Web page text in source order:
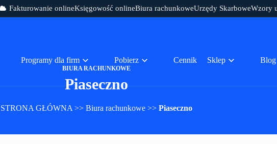
Fakturowanie onlineKsięgowość onlineBiura rachunkoweUrzędy SkarboweWzory
Programy dla firm Pobierz Cennik Sklep Blog
BIURA RACHUNKOWE
Piaseczno
STRONA GŁÓWNA >> Biura rachunkowe >> Piaseczno